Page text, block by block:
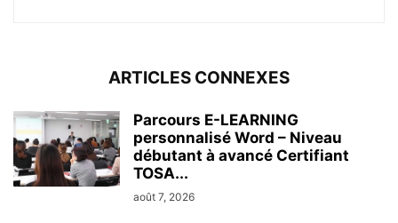
ARTICLES CONNEXES
Parcours E-LEARNING
personnalisé Word – Niveau
débutant à avancé Certifiant
TOSA...
août 7, 2026